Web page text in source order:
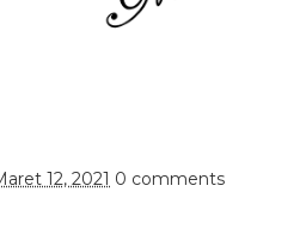
12, 2021 0 comments